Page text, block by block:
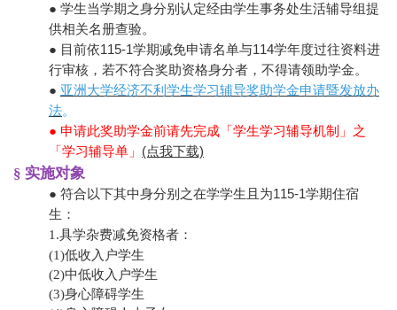
● 学生当学期之身分别认定经由学生事务处生活辅导组提
供相关名册查验。
● 目前依115-1学期减免申请名单与114学年度过往资料进
行审核，若不符合奖助资格身分者，不得请领助学金。
● 亚洲大学经济不利学生学习辅导奖助学金申请暨发放办
法。
● 申请此奖助学金前请先完成「学生学习辅导机制」之
「学习辅导单」 (点我下载)
§ 实施对象
● 符合以下其中身分别之在学学生且为115-1学期住宿
生：
1.具学杂费减免资格者：
(1)低收入户学生
(2)中低收入户学生
(3)身心障碍学生